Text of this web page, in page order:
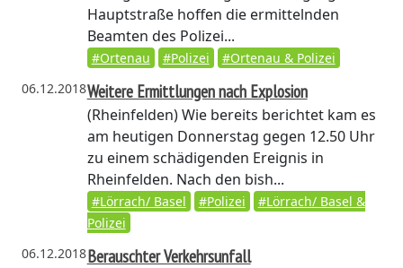
Hauptstraße hoffen die ermittelnden
Beamten des Polizei...
#Ortenau #Polizei
#Ortenau & Polizei
06.12.2018Weitere Ermittlungen nach Explosion
(Rheinfelden)Wie bereits berichtet kam es
am heutigen Donnerstag gegen 12.50 Uhr
zu einem schädigenden Ereignis in
Rheinfelden. Nach den bish...
#Lörrach/ Basel #Polizei
#Lörrach/ Basel &
Polizei
06.12.2018Berauschter Verkehrsunfall